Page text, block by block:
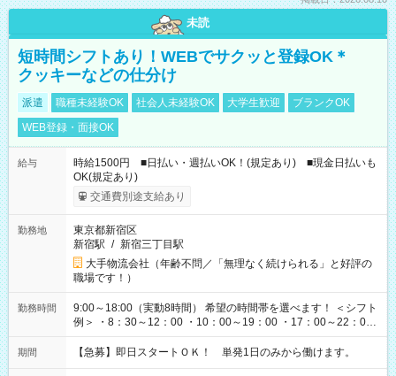
未読
短時間シフトあり！WEBでサクッと登録OK＊
クッキーなどの仕分け
派遣 職種未経験OK 社会人未経験OK 大学生歓迎
ブランクOK
WEB登録・面接OK
給与
時給1500円 ■日払い・週払いOK！(規定あり) ■現金日払いも
OK(規定あり)
交通費別途支給あり
勤務地
東京都新宿区
新宿駅 / 新宿三丁目駅
大手物流会社（年齢不問／「無理なく続けられる」と好評の
職場です！）
勤務時間
9:00～18:00（実動8時間） 希望の時間帯を選べます！ ＜シフト
例＞ ・8：30～12：00 ・10：00～19：00 ・17：00～22：00
・13：00～22：00 ・22：00～翌6：00 など
期間 【急募】即日スタートＯＫ！ 単発1日のみから働けます。